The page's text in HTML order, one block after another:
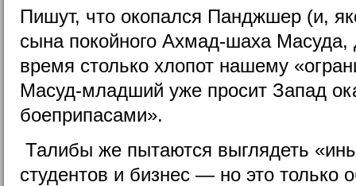
Пишут, что окопался Панджшер (и,
сына покойного Ахмад-шаха Масуда,
время столько хлопот нашему
Масуд-младший уже просит Запад
боеприпасами».
Талибы же пытаются выглядеть
студентов и бизнес — но это только